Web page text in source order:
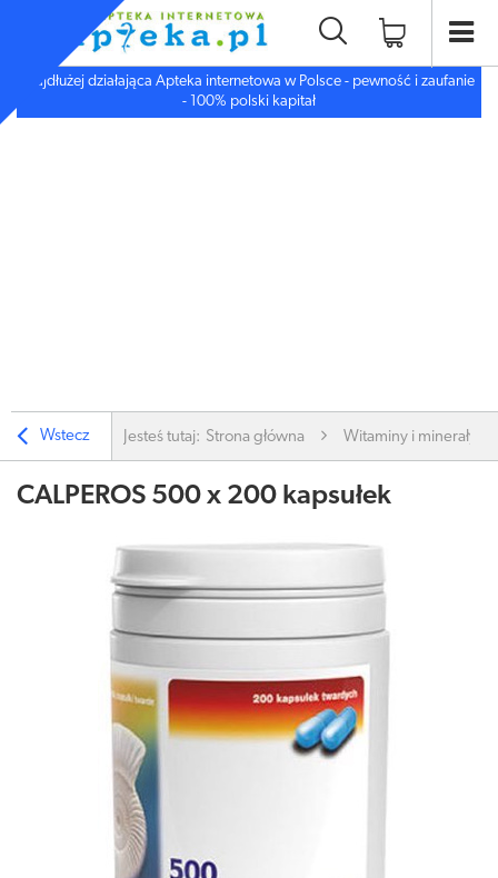
Najdłużej działająca Apteka internetowa w Polsce - pewność i zaufanie
- 100% polski kapitał
Wstecz Jesteś tutaj: Strona główna Witaminy i minerały
CALPEROS 500 x 200 kapsułek